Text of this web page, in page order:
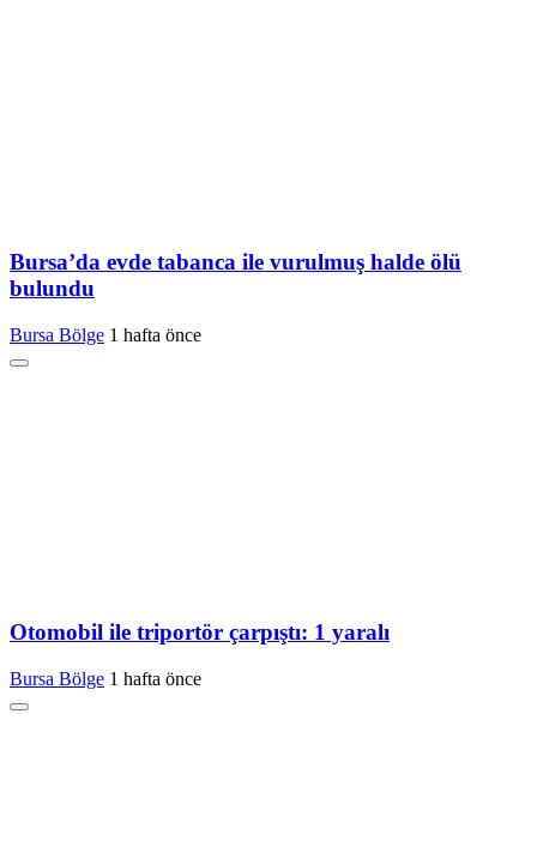
Bursa’da evde tabanca ile vurulmuş halde ölü
bulundu
Bursa Bölge 1 hafta önce
Otomobil ile triportör çarpıştı: 1 yaralı
Bursa Bölge 1 hafta önce